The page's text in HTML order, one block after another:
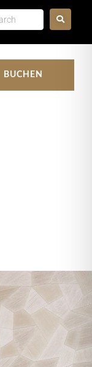
BUCHEN